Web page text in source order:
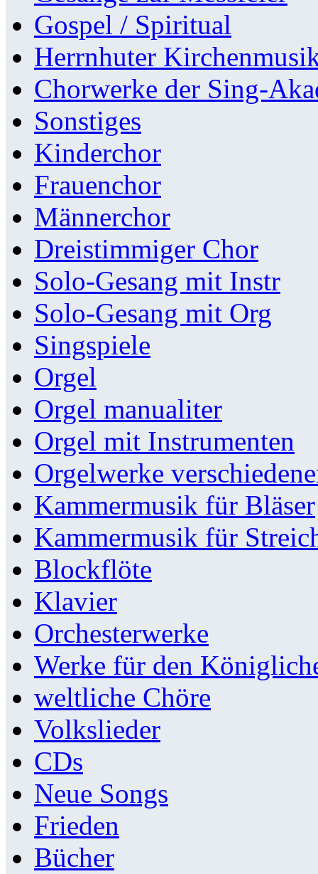
Gospel / Spiritual
Herrnhuter
Chorwerke der Sing-
Sonstiges
Kinderchor
Frauenchor
Männerchor
Dreistimmiger Chor
Solo-Gesang mit Instr
Solo-Gesang mit Org
Singspiele
Orgel
Orgel manualiter
Orgel mit Instrumenten
Orgelwerke
Kammermusik für Bläser
Kammermusik für
Blockflöte
Klavier
Orchesterwerke
Werke für den
weltliche Chöre
Volkslieder
CDs
Neue Songs
Frieden
Bücher